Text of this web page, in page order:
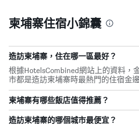
柬埔寨住宿小錦囊
造訪柬埔寨，住在哪一區最好？
根據HotelsCombined網站上的資料，
市都是造訪柬埔寨時最熱門的住宿金
柬埔寨有哪些飯店值得推薦？
​造訪柬埔寨​的哪個城市最便宜？